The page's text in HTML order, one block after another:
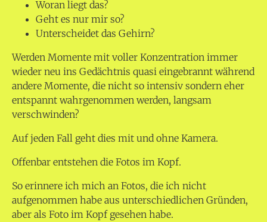
Woran liegt das?
Geht es nur mir so?
Unterscheidet das Gehirn?
Werden Momente mit voller Konzentration immer
wieder neu ins Gedächtnis quasi eingebrannt während
andere Momente, die nicht so intensiv sondern eher
entspannt wahrgenommen werden, langsam
verschwinden?
Auf jeden Fall geht dies mit und ohne Kamera.
Offenbar entstehen die Fotos im Kopf.
So erinnere ich mich an Fotos, die ich nicht
aufgenommen habe aus unterschiedlichen Gründen,
aber als Foto im Kopf gesehen habe.